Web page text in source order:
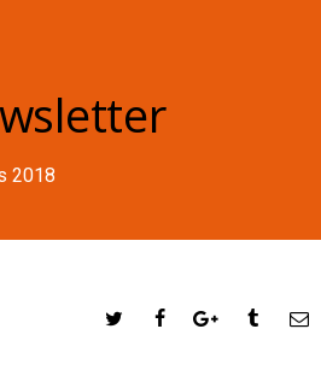
2018